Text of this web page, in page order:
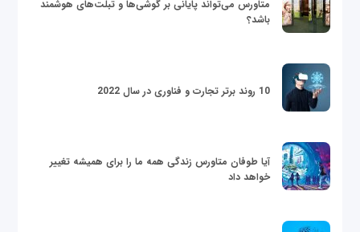
متاورس می‌تواند پایانی بر گوشی‌ها و تبلت‌های هوشمند
باشد؟
10 روند برتر تجارت و فناوری در سال 2022
آیا طوفان متاورس زندگی همه ما را برای همیشه تغییر
خواهد داد